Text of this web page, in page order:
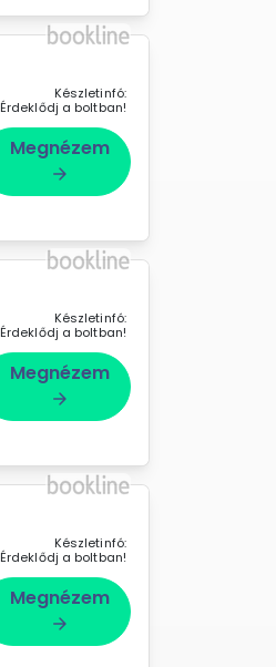
Készletinfó:
Érdeklődj a boltban!
Megnézem
arrow_forward
Készletinfó:
Érdeklődj a boltban!
Megnézem
arrow_forward
Készletinfó:
Érdeklődj a boltban!
Megnézem
arrow_forward